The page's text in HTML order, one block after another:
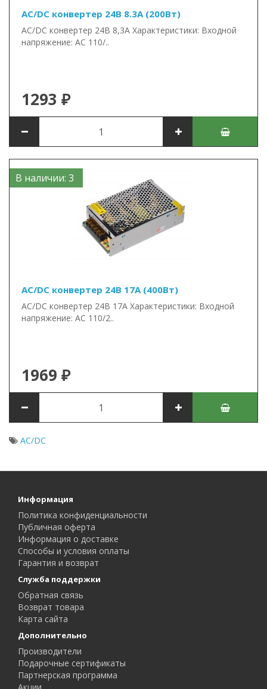
AC/DC конвертер 24В 8.3А (200Вт)
AC/DC конвертер 24В 8,3А Характеристики: Входной
напряжение: AC 110/..
1293 ₽
В наличии: 3
AC/DC конвертер 24В 17А (400Вт)
AC/DC конвертер 24В 17А Характеристики: Входной
напряжение: AC 110/2..
1969 ₽
AC/DC
Информация
Политика конфиденциальности
Публичная оферта
Информация о доставке
Способы и условия оплаты
Гарантия и возврат
Служба поддержки
Обратная связь
Возврат товара
Карта сайта
Дополнительно
Производители
Подарочные сертификаты
Партнерская программа